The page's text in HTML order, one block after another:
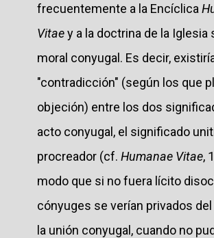
frecuentemente a la Encíclica
Vitaey a la doctrina de la Iglesia
moral conyugal. Es decir,
"contradicción" (según los que
objeción) entre los dos
acto conyugal, el significado
procreador (cf. Humanae Vitae,
modo que si no fuera lícito
cónyuges se verían privados
la unión conyugal, cuando no